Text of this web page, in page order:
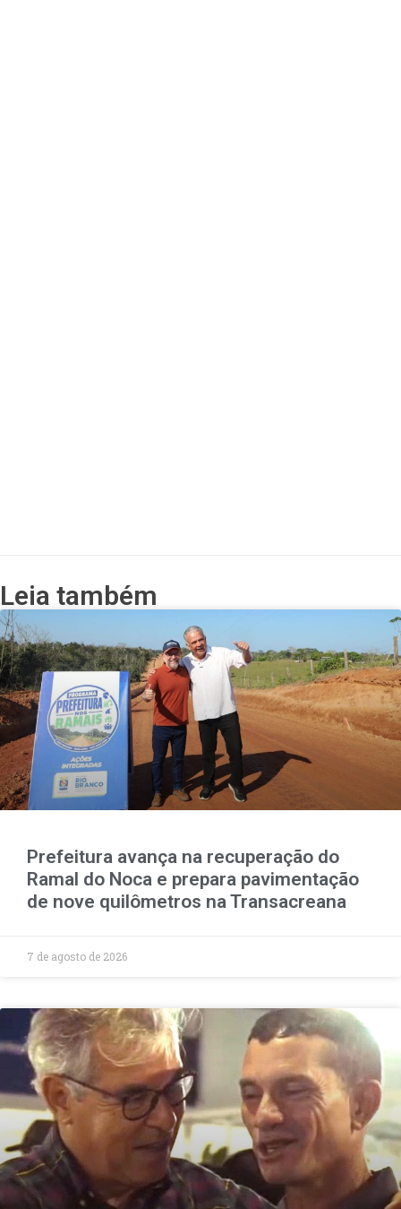
Leia também
Prefeitura avança na recuperação do
Ramal do Noca e prepara pavimentação
de nove quilômetros na Transacreana
7 de agosto de 2026